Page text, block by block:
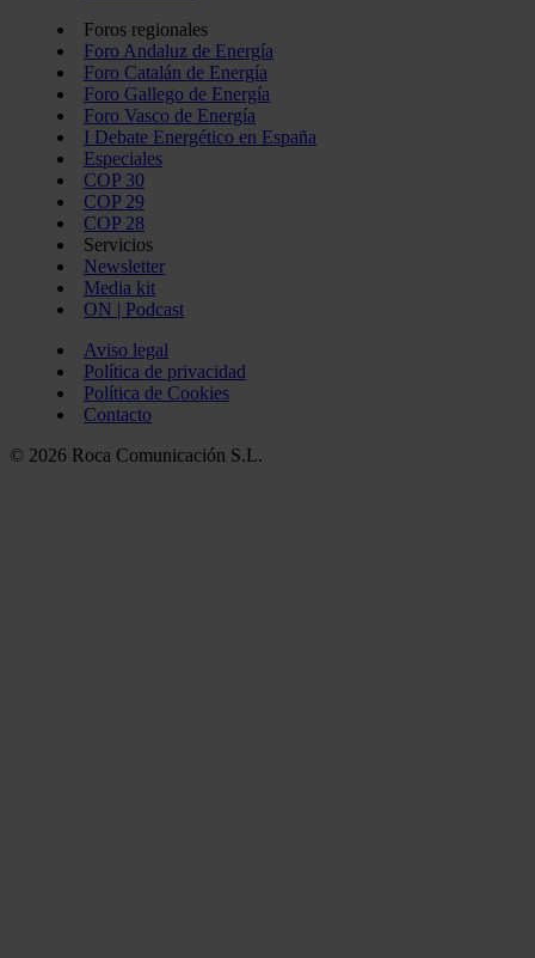
Foros regionales
Foro Andaluz de Energía
Foro Catalán de Energía
Foro Gallego de Energía
Foro Vasco de Energía
I Debate Energético en España
Especiales
COP 30
COP 29
COP 28
Servicios
Newsletter
Media kit
ON | Podcast
Aviso legal
Política de privacidad
Política de Cookies
Contacto
© 2026 Roca Comunicación S.L.